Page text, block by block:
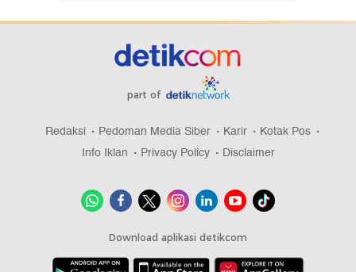
part of
Redaksi Pedoman Media Siber Karir
Kotak Pos
Info Iklan
Privacy Policy Disclaimer
Download aplikasi detikcom